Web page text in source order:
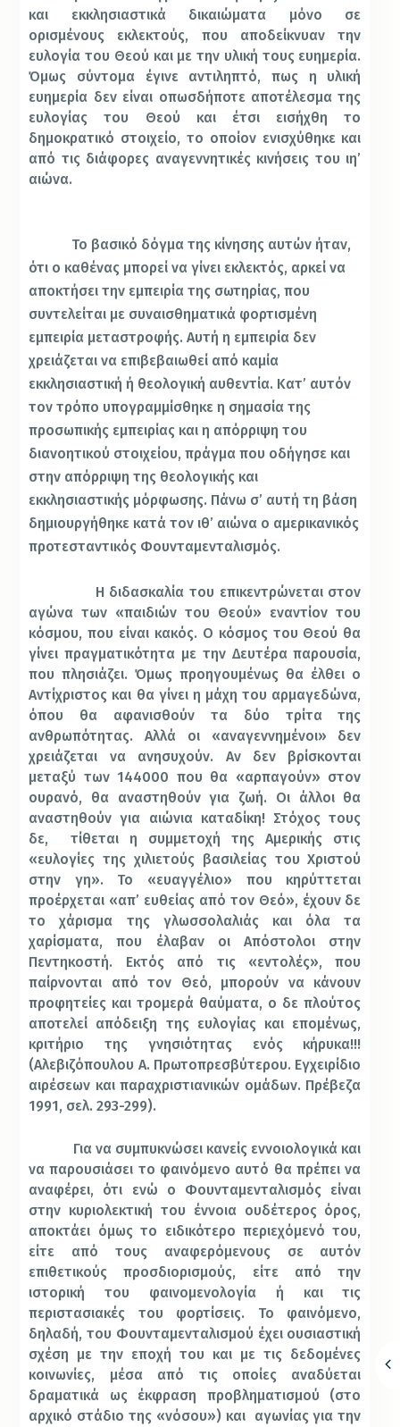
και εκκλησιαστικά δικαιώματα μόνο σε
ορισμένους εκλεκτούς, που αποδείκνυαν την
ευλογία του Θεού και με την υλική τους ευημερία.
Όμως σύντομα έγινε αντιληπτό, πως η υλική
ευημερία δεν είναι οπωσδήποτε αποτέλεσμα της
ευλογίας του Θεού και έτσι εισήχθη το
δημοκρατικό στοιχείο, το οποίον ενισχύθηκε και
από τις διάφορες αναγεννητικές κινήσεις του ιη’
αιώνα.
Το βασικό δόγμα της κίνησης αυτών ήταν,
ότι ο καθένας μπορεί να γίνει εκλεκτός, αρκεί να
αποκτήσει την εμπειρία της σωτηρίας, που
συντελείται με συναισθηματικά φορτισμένη
εμπειρία μεταστροφής. Αυτή η εμπειρία δεν
χρειάζεται να επιβεβαιωθεί από καμία
εκκλησιαστική ή θεολογική αυθεντία. Κατ’ αυτόν
τον τρόπο υπογραμμίσθηκε η σημασία της
προσωπικής εμπειρίας και η απόρριψη του
διανοητικού στοιχείου, πράγμα που οδήγησε και
στην απόρριψη της θεολογικής και
εκκλησιαστικής μόρφωσης. Πάνω σ’ αυτή τη βάση
δημιουργήθηκε κατά τον ιθ’ αιώνα ο αμερικανικός
προτεσταντικός Φουνταμενταλισμός.
Η διδασκαλία του επικεντρώνεται στον
αγώνα των «παιδιών του Θεού» εναντίον του
κόσμου, που είναι κακός. Ο κόσμος του Θεού θα
γίνει πραγματικότητα με την Δευτέρα παρουσία,
που πλησιάζει. Όμως προηγουμένως θα έλθει ο
Αντίχριστος και θα γίνει η μάχη του αρμαγεδώνα,
όπου θα αφανισθούν τα δύο τρίτα της
ανθρωπότητας. Αλλά οι «αναγεννημένοι» δεν
χρειάζεται να ανησυχούν. Αν δεν βρίσκονται
μεταξύ των 144000 που θα «αρπαγούν» στον
ουρανό, θα αναστηθούν για ζωή. Οι άλλοι θα
αναστηθούν για αιώνια καταδίκη! Στόχος τους
δε,
τίθεται η συμμετοχή της Αμερικής στις
«ευλογίες της χιλιετούς βασιλείας του Χριστού
στην γη». Το «ευαγγέλιο» που κηρύττεται
προέρχεται «απ’ ευθείας από τον Θεό», έχουν δε
το χάρισμα της γλωσσολαλιάς και όλα τα
χαρίσματα, που έλαβαν οι Απόστολοι στην
Πεντηκοστή. Εκτός από τις «εντολές», που
παίρνονται από τον Θεό, μπορούν να κάνουν
προφητείες και τρομερά θαύματα, ο δε πλούτος
αποτελεί απόδειξη της ευλογίας και επομένως,
κριτήριο της γνησιότητας ενός κήρυκα!!!
(Αλεβιζόπουλου Α. Πρωτοπρεσβύτερου. Εγχειρίδιο
αιρέσεων και παραχριστιανικών ομάδων. Πρέβεζα
1991, σελ. 293-299).
Για να συμπυκνώσει κανείς εννοιολογικά και
να παρουσιάσει το φαινόμενο αυτό θα πρέπει να
αναφέρει, ότι ενώ ο Φουνταμενταλισμός είναι
στην κυριολεκτική του έννοια ουδέτερος όρος,
αποκτάει όμως το ειδικότερο περιεχόμενό του,
είτε από τους αναφερόμενους σε αυτόν
επιθετικούς προσδιορισμούς, είτε από την
ιστορική του φαινομενολογία ή και τις
περιστασιακές του φορτίσεις. Το φαινόμενο,
δηλαδή, του Φουνταμενταλισμού έχει ουσιαστική
σχέση με την εποχή του και με τις δεδομένες
κοινωνίες, μέσα από τις οποίες αναδύεται
δραματικά ως έκφραση προβληματισμού (στο
αρχικό στάδιο της «νόσου») και αγωνίας για την